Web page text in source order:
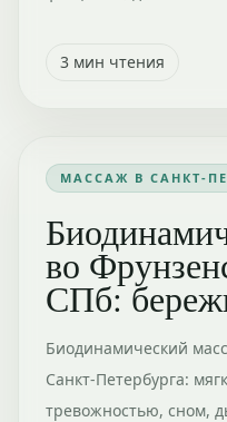
3 мин чтения
МАССАЖ В САНКТ-
во
СПб:
Биодинамический
Санкт-Петербурга:
тревожностью, сном,